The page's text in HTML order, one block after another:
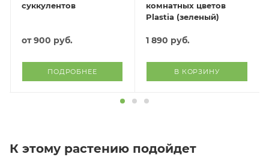
суккулентов
от900 руб.
ПОДРОБНЕЕ
комнатных цветов
Plastia (зеленый)
1 890 руб.
В КОРЗИНУ
К этому растению подойдет